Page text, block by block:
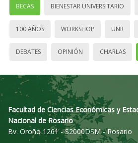
BECAS BIENESTAR UNIVERSITARIO
100 AÑOS WORKSHOP UNR
DEBATES OPINIÓN CHARLAS
Facultad de Ciencias Económicas y
Nacional de Rosario
Bv. Oroño 1261 - S2000DSM - Rosario